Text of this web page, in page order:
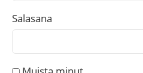
Salasana